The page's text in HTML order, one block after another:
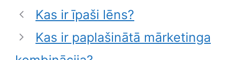
Kas ir īpaši lēns?
Kas ir paplašinātā mārketinga